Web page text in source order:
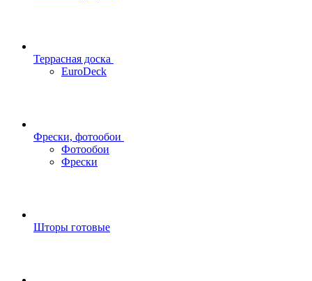
Террасная доска
EuroDeck
Фрески, фотообои
Фотообои
Фрески
Шторы готовые